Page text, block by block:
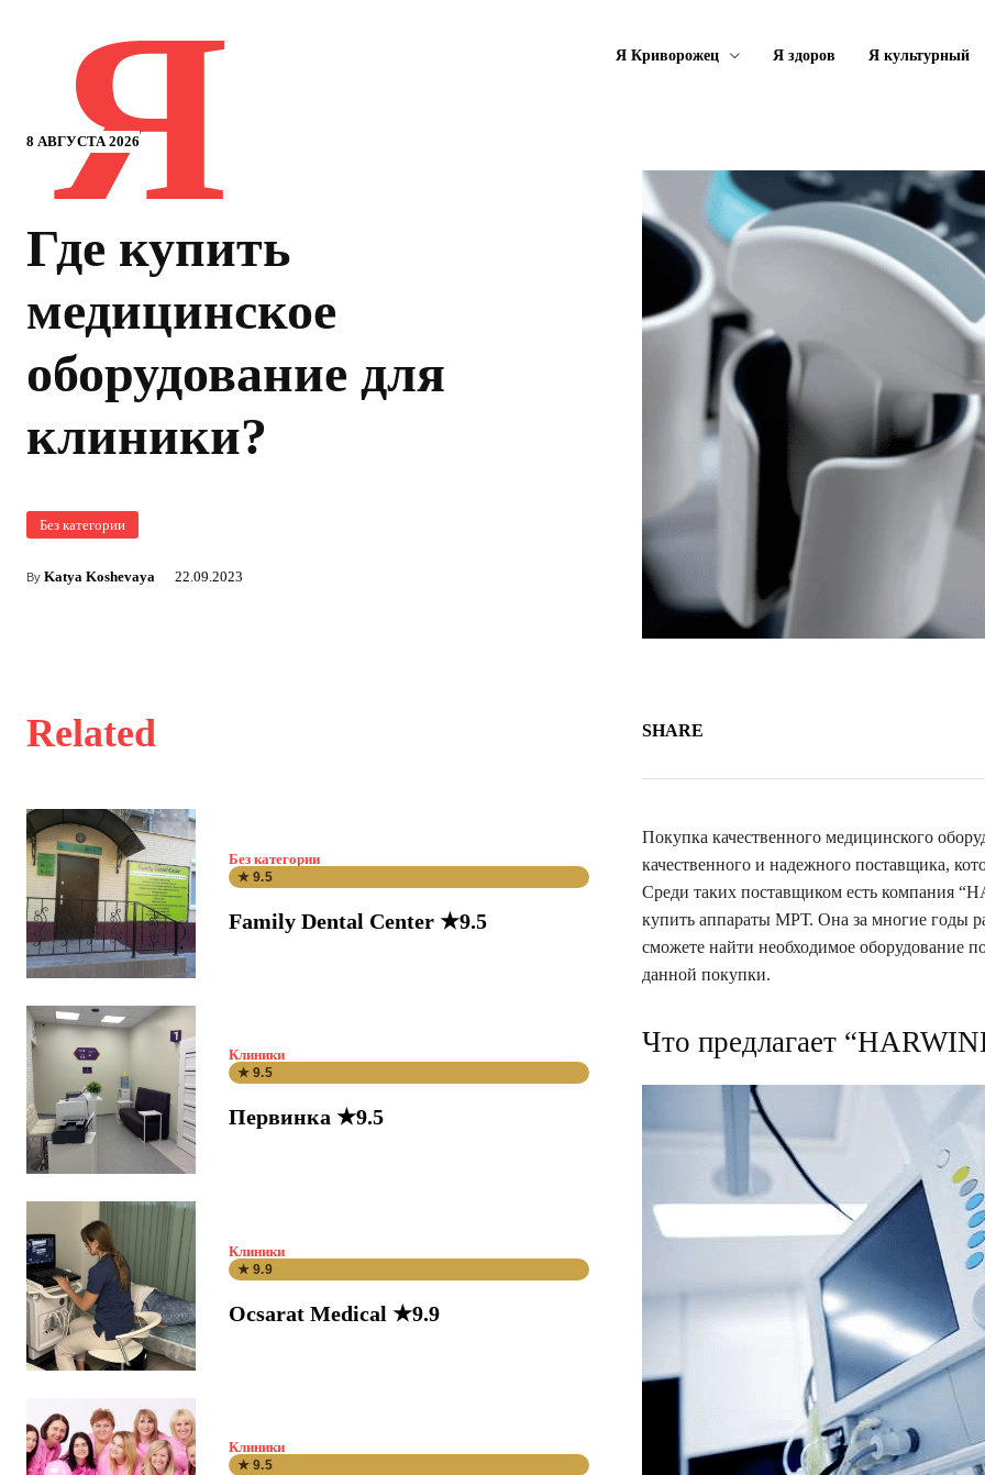
8 АВГУСТА 2026
Я Я Криворожец Я здоров Я культурный
Где купить
медицинское
оборудование для
клиники?
Без категории
By Katya Koshevaya 22.09.2023
Related
Без категории
★ 9.5
Family Dental Center ★9.5
Клиники
★ 9.5
Первинка ★9.5
Клиники
★ 9.9
Ocsarat Medical ★9.9
Клиники
★ 9.5
SHARE
Покупка качественного медицинского
качественного и надежного поставщика,
Среди таких поставщиком есть компания
купить аппараты МРТ. Она за многие годы
сможете найти необходимое оборудование
данной покупки.
Что предлагает